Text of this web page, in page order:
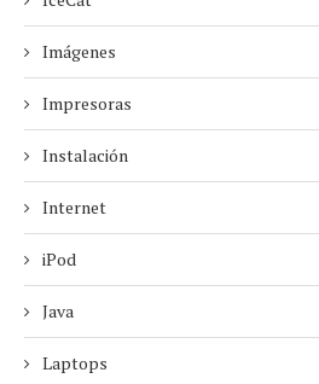
Imágenes
Impresoras
Instalación
Internet
iPod
Java
Laptops